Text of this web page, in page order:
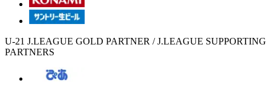
U-21 J.LEAGUE GOLD PARTNER / J.LEAGUE SUPPORTING
PARTNERS